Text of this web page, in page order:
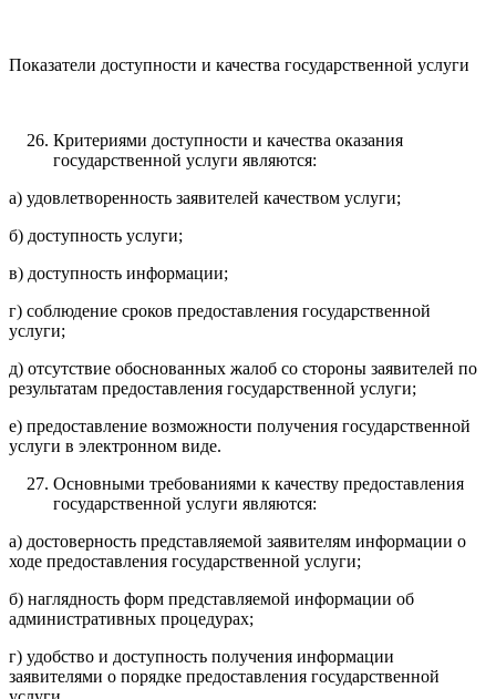
Показатели доступности и качества государственной услуги
Критериями доступности и качества оказания
государственной услуги являются:
а) удовлетворенность заявителей качеством услуги;
б) доступность услуги;
в) доступность информации;
г) соблюдение сроков предоставления государственной
услуги;
д) отсутствие обоснованных жалоб со стороны заявителей по
результатам предоставления государственной услуги;
е) предоставление возможности получения государственной
услуги в электронном виде.
Основными требованиями к качеству предоставления
государственной услуги являются:
а) достоверность представляемой заявителям информации о
ходе предоставления государственной услуги;
б) наглядность форм представляемой информации об
административных процедурах;
г) удобство и доступность получения информации
заявителями о порядке предоставления государственной